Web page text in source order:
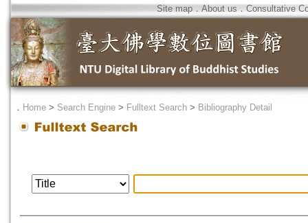
Site map．About us ． Consultative
． Home > Search Engine > Fulltext Search > Bibliography Detail